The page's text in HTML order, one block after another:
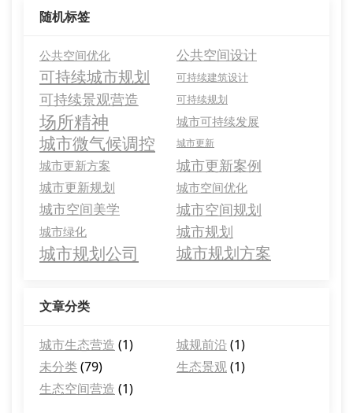
随机标签
公共空间优化 公共空间设计
可持续城市规划 可持续建筑设计
可持续景观营造 可持续规划
场所精神 城市可持续发展
城市微气候调控 城市更新
城市更新方案 城市更新案例
城市更新规划 城市空间优化
城市空间美学 城市空间规划
城市绿化 城市规划
城市规划公司 城市规划方案
文章分类
城市生态营造 (1) 城规前沿 (1)
未分类(79) 生态景观(1)
生态空间营造 (1)